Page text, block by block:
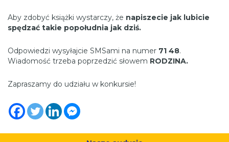
Aby zdobyć książki wystarczy, że napiszecie jak lubicie
spędzać takie popołudnia jak dziś.
Odpowiedzi wysyłajcie SMSami na numer 71 48.
Wiadomość trzeba poprzedzić słowem RODZINA.
Zapraszamy do udziału w konkursie!